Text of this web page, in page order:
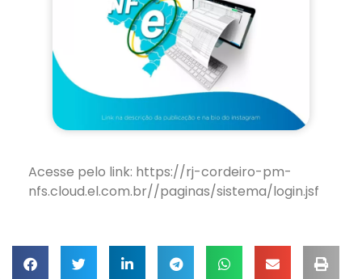
Acesse pelo link: https://rj-cordeiro-pm-
nfs.cloud.el.com.br//paginas/sistema/login.jsf